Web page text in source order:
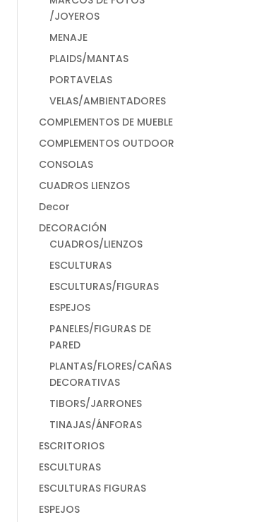
/JOYEROS
MENAJE
PLAIDS/MANTAS
PORTAVELAS
VELAS/AMBIENTADORES
COMPLEMENTOS DE MUEBLE
COMPLEMENTOS OUTDOOR
CONSOLAS
CUADROS LIENZOS
Decor
DECORACIÓN
CUADROS/LIENZOS
ESCULTURAS
ESCULTURAS/FIGURAS
ESPEJOS
PANELES/FIGURAS DE
PARED
PLANTAS/FLORES/CAÑAS
DECORATIVAS
TIBORS/JARRONES
TINAJAS/ÁNFORAS
ESCRITORIOS
ESCULTURAS
ESCULTURAS FIGURAS
ESPEJOS